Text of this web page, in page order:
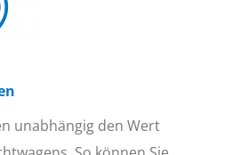
unabhängig den Wert